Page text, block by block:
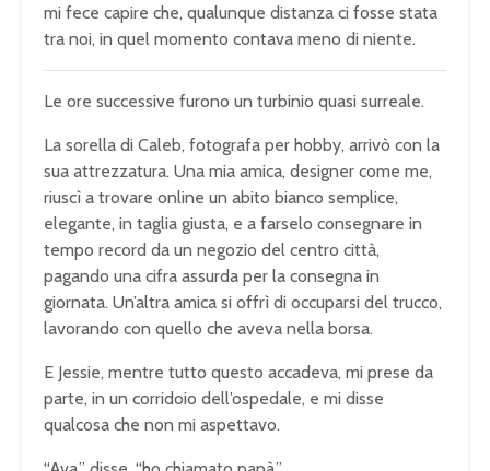
mi fece capire che, qualunque distanza ci fosse stata
tra noi, in quel momento contava meno di niente.
Le ore successive furono un turbinio quasi surreale.
La sorella di Caleb, fotografa per hobby, arrivò con la
sua attrezzatura. Una mia amica, designer come me,
riuscì a trovare online un abito bianco semplice,
elegante, in taglia giusta, e a farselo consegnare in
tempo record da un negozio del centro città,
pagando una cifra assurda per la consegna in
giornata. Un’altra amica si offrì di occuparsi del trucco,
lavorando con quello che aveva nella borsa.
E Jessie, mentre tutto questo accadeva, mi prese da
parte, in un corridoio dell’ospedale, e mi disse
qualcosa che non mi aspettavo.